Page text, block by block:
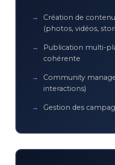
Création de
(photos, vidéos,
Publication multi-
cohérente
Community
interactions)
Gestion des